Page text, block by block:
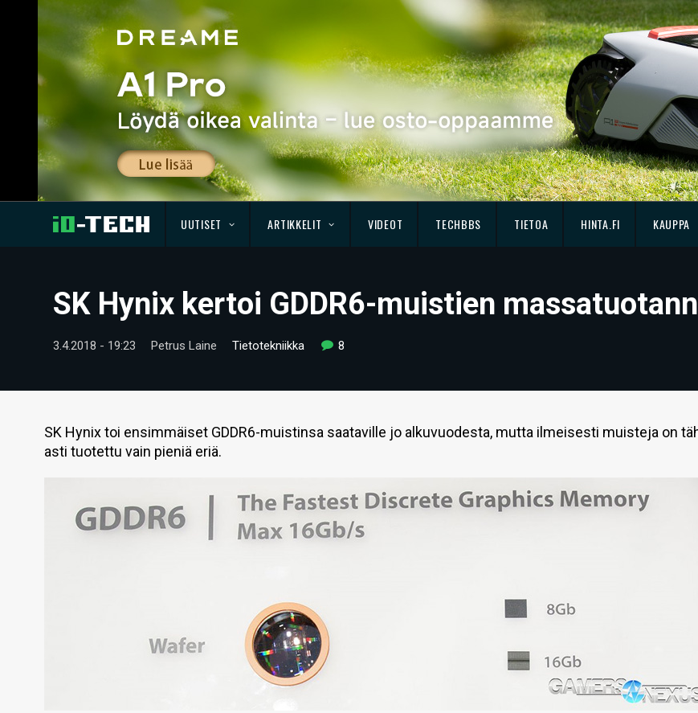
UUTISET ARTIKKELIT VIDEOT TECHBBS TIETOA HINTA.FI KAUPPA
SK Hynix kertoi GDDR6-muistien
3.4.2018 - 19:23 Petrus Laine Tietotekniikka 8
SK Hynix toi ensimmäiset GDDR6-muistinsa saataville jo alkuvuodesta, mutta ilmeisesti muisteja on
asti tuotettu vain pieniä eriä.